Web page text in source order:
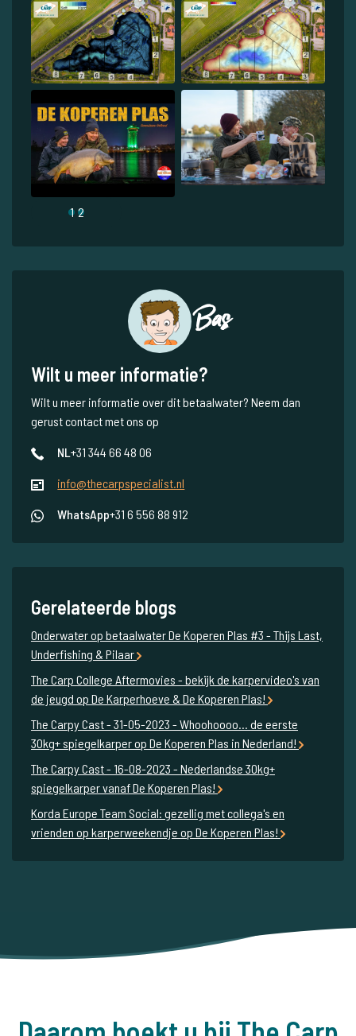
1 2
Bas
Wilt u meer informatie?
Wilt u meer informatie over dit betaalwater? Neem dan
gerust contact met ons op
NL+31 344 66 48 06
info@thecarpspecialist.nl
WhatsApp+31 6 556 88 912
Gerelateerde blogs
Onderwater op betaalwater De Koperen Plas #3 - Thijs Last,
Underfishing & Pilaar
The Carp College Aftermovies - bekijk de karpervideo's van
de jeugd op De Karperhoeve & De Koperen Plas!
The Carpy Cast - 31-05-2023 - Whoohoooo… de eerste
30kg+ spiegelkarper op De Koperen Plas in Nederland!
The Carpy Cast - 16-08-2023 - Nederlandse 30kg+
spiegelkarper vanaf De Koperen Plas!
Korda Europe Team Social: gezellig met collega's en
vrienden op karperweekendje op De Koperen Plas!